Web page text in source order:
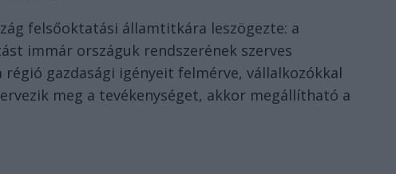
felsőoktatási államtitkára leszögezte: a
immár országuk rendszerének szerves
régió gazdasági igényeit felmérve, vállalkozókkal
meg a tevékenységet, akkor megállítható a